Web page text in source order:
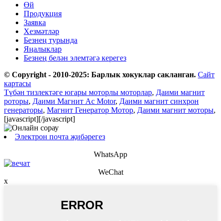
Өй
Продукция
Заявка
Хезмәтләр
Безнең турында
Яңалыклар
Безнең белән элемтәгә керегез
© Copyright - 2010-2025: Барлык хокуклар сакланган. Сайт
картасы
Түбән тизлектәге югары моторлы моторлар, Даими магнит
роторы, Даими Магнит Ac Motor, Даими магнит синхрон
генераторы, Магнит Генератор Мотор, Даими магнит моторы,
[javascript][/javascript]
Электрон почта җибәрегез
WhatsApp
WeChat
x